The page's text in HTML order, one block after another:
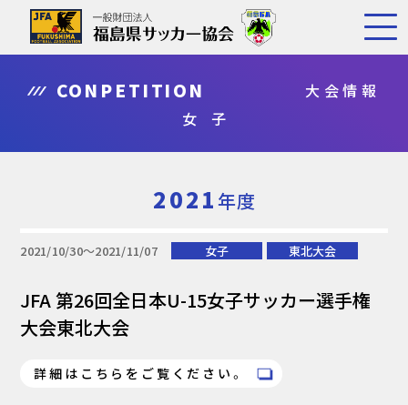
CONPETITION
大会情報
女 子
2021年度
2021/10/30〜2021/11/07 女子 東北大会
JFA 第26回全日本U-15女子サッカー選手権
大会東北大会
詳細はこちらをご覧ください。